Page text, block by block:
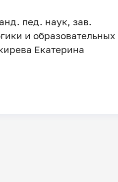
пед. наук, зав.
и образовательных
Екатерина